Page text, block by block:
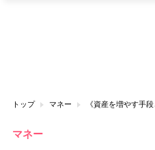
トップ マネー
マネー